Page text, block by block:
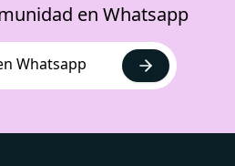
en Whatsapp
Whatsapp